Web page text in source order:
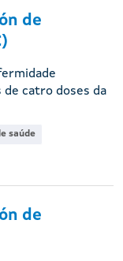
de
de catro doses da
saúde
de